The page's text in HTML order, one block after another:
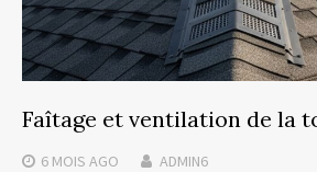
Faîtage et ventilation de la
6 MOIS AGO ADMIN6